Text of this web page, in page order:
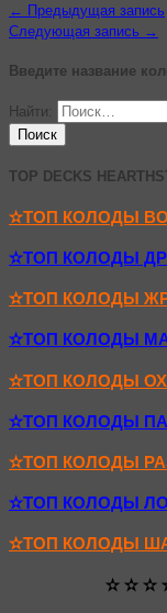
← Предыдущая запись
Следующая запись →
Введите название
Найти:
TOP DECKS
✫ТОП КОЛОДЫ
✫ТОП КОЛОДЫ
✫ТОП КОЛОДЫ
✫ТОП КОЛОДЫ
✫ТОП КОЛОДЫ
✫ТОП КОЛОДЫ
✫ТОП КОЛОДЫ
✫ТОП КОЛОДЫ
✫ТОП КОЛОДЫ
✫ ✫ ✫